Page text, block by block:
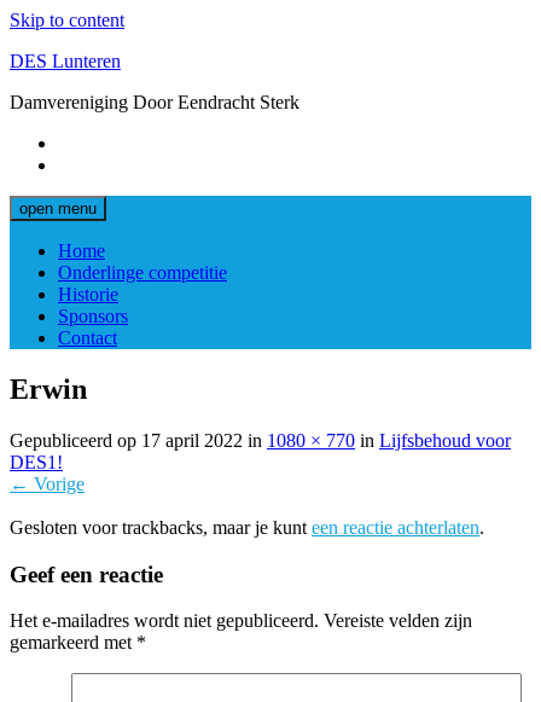
Skip to content
DES Lunteren
Damvereniging Door Eendracht Sterk
open menu
Home
Onderlinge competitie
Historie
Sponsors
Contact
Erwin
Gepubliceerd op 17 april 2022 in 1080 × 770 in Lijfsbehoud voor
DES1!
← Vorige
Gesloten voor trackbacks, maar je kunt een reactie achterlaten.
Geef een reactie
Het e-mailadres wordt niet gepubliceerd. Vereiste velden zijn
gemarkeerd met *